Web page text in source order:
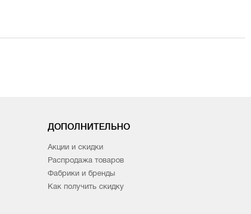
ДОПОЛНИТЕЛЬНО
Акции и скидки
Распродажа товаров
Фабрики и бренды
Как получить скидку